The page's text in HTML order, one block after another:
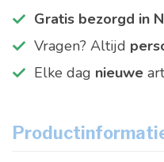
Gratis bezorgd in
Vragen? Altijd
Elke dag nieuwe